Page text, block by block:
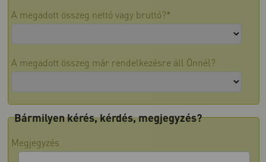
A megadott összeg nettó vagy bruttó?*
A megadott összeg már rendelkezésre áll Önnél?
Bármilyen kérés, kérdés, megjegyzés?
Megjegyzés